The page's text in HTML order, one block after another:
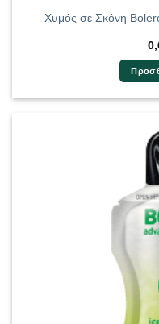
Χυμός σε Σκόνη